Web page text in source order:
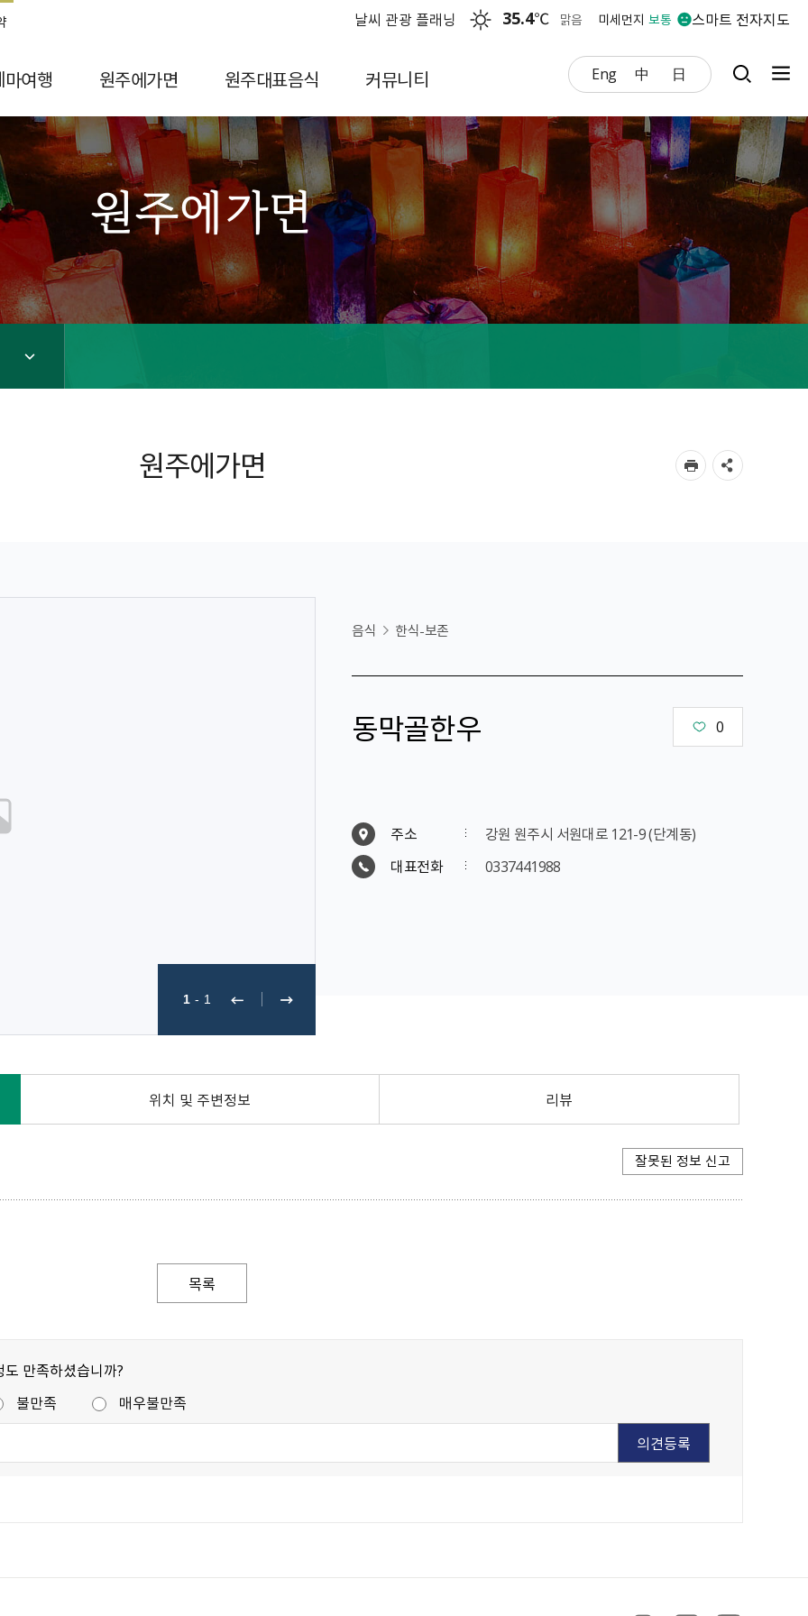
스마트 전자지도
날씨 관광 플래닝 35.4℃ 맑음 미세먼지 보통
Eng 中 日
마여행 원주에가면 원주대표음식 커뮤니티
원주에가면
원주에가면
1 - 1
음식 한식-보존
동막골한우 0
주소
강원 원주시 서원대로 121-9 (단계동)
대표전화
0337441988
위치 및 주변정보 리뷰
잘못된 정보 신고
목록
만족하셨습니까?
불만족 매우불만족